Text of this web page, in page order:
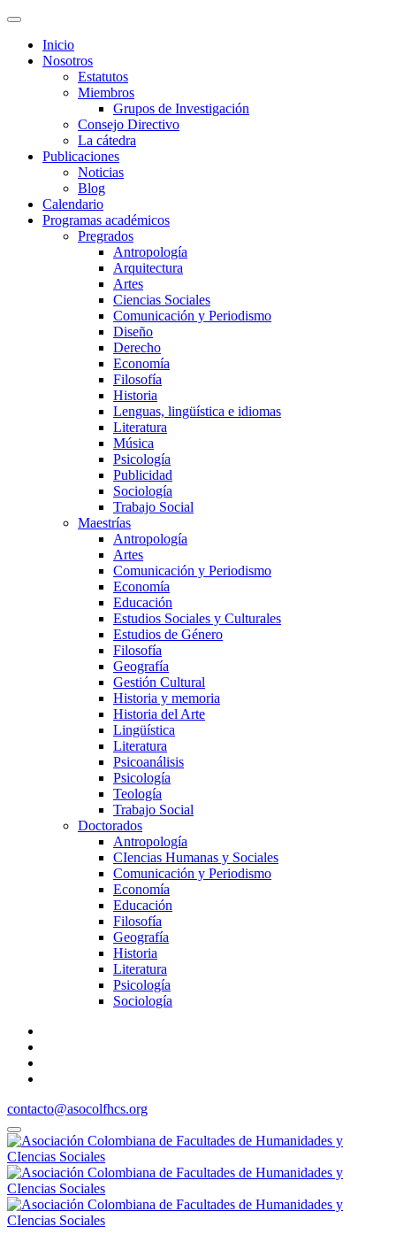
Inicio
Nosotros
Estatutos
Miembros
Grupos de Investigación
Consejo Directivo
La cátedra
Publicaciones
Noticias
Blog
Calendario
Programas académicos
Pregrados
Antropología
Arquitectura
Artes
Ciencias Sociales
Comunicación y Periodismo
Diseño
Derecho
Economía
Filosofía
Historia
Lenguas, lingüística e idiomas
Literatura
Música
Psicología
Publicidad
Sociología
Trabajo Social
Maestrías
Antropología
Artes
Comunicación y Periodismo
Economía
Educación
Estudios Sociales y Culturales
Estudios de Género
Filosofía
Geografía
Gestión Cultural
Historia y memoria
Historia del Arte
Lingüística
Literatura
Psicoanálisis
Psicología
Teología
Trabajo Social
Doctorados
Antropología
CIencias Humanas y Sociales
Comunicación y Periodismo
Economía
Educación
Filosofía
Geografía
Historia
Literatura
Psicología
Sociología
contacto@asocolfhcs.org